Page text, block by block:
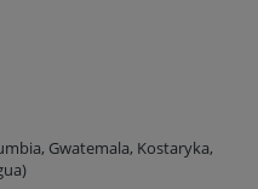
Gwatemala, Kostaryka,